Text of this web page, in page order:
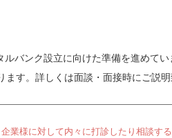
バンク設立に向けた準備を進めて
す。詳しくは面談・面接時にご説明
業様に対して内々に打診したり相談す